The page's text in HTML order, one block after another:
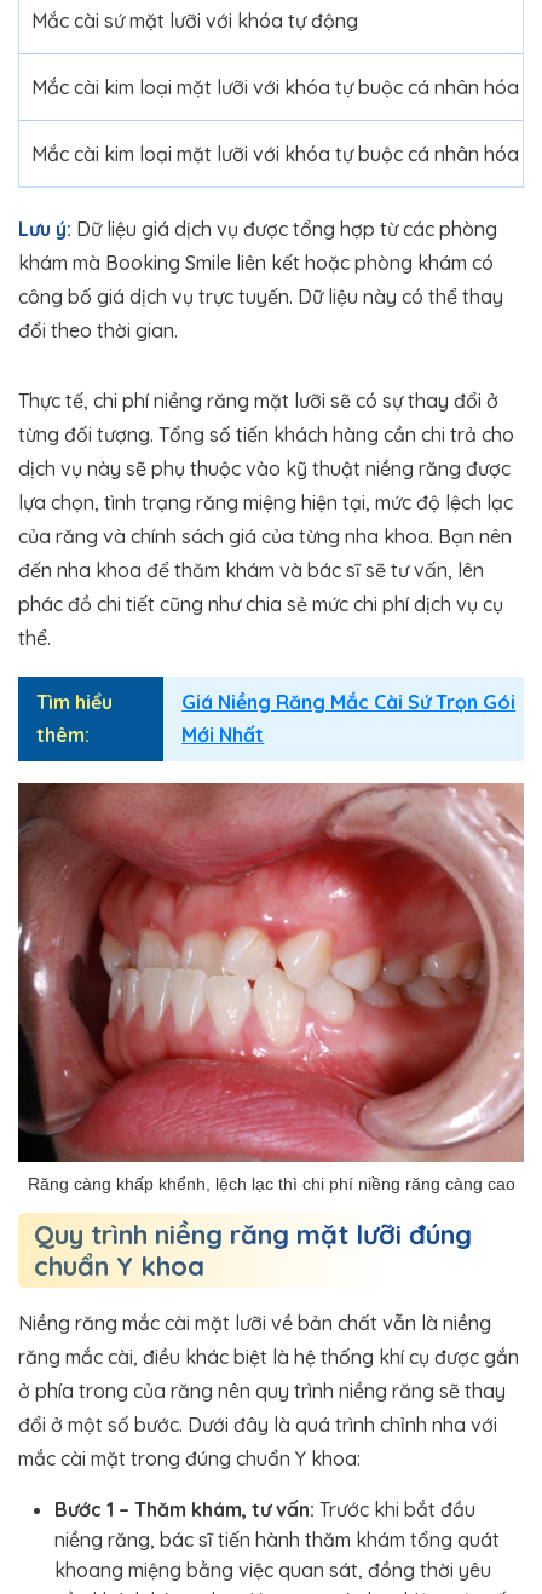
Mắc cài sứ mặt lưỡi với khóa tự động
Mắc cài kim loại mặt lưỡi với khóa tự buộc cá nhân hóa
Mắc cài kim loại mặt lưỡi với khóa tự buộc cá nhân hóa
Lưu ý: Dữ liệu giá dịch vụ được tổng hợp từ các phòng
khám mà Booking Smile liên kết hoặc phòng khám có
công bố giá dịch vụ trực tuyến. Dữ liệu này có thể thay
đổi theo thời gian.
Thực tế, chi phí niềng răng mặt lưỡi sẽ có sự thay đổi ở
từng đối tượng. Tổng số tiến khách hàng cần chi trả cho
dịch vụ này sẽ phụ thuộc vào kỹ thuật niềng răng được
lựa chọn, tình trạng răng miệng hiện tại, mức độ lệch lạc
của răng và chính sách giá của từng nha khoa. Bạn nên
đến nha khoa để thăm khám và bác sĩ sẽ tư vấn, lên
phác đồ chi tiết cũng như chia sẻ mức chi phí dịch vụ cụ
thể.
Tìm hiểu
thêm:
Giá Niềng Răng Mắc Cài Sứ Trọn Gói
Mới Nhất
Răng càng khấp khểnh, lệch lạc thì chi phí niềng răng càng cao
Quy trình niềng răng mặt lưỡi đúng
chuẩn Y khoa
Niềng răng mắc cài mặt lưỡi về bản chất vẫn là niềng
răng mắc cài, điều khác biệt là hệ thống khí cụ được gắn
ở phía trong của răng nên quy trình niềng răng sẽ thay
đổi ở một số bước. Dưới đây là quá trình chỉnh nha với
mắc cài mặt trong đúng chuẩn Y khoa:
Bước 1 – Thăm khám, tư vấn: Trước khi bắt đầu
niềng răng, bác sĩ tiến hành thăm khám tổng quát
khoang miệng bằng việc quan sát, đồng thời yêu